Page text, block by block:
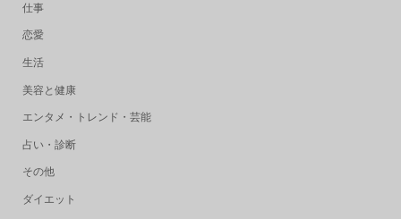
仕事
恋愛
生活
美容と健康
エンタメ・トレンド・芸能
占い・診断
その他
ダイエット